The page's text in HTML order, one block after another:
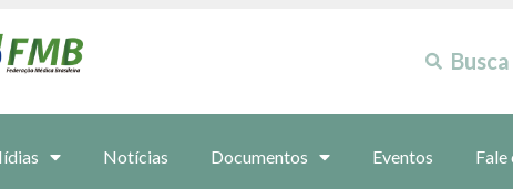
Notícias Documentos Eventos Fale